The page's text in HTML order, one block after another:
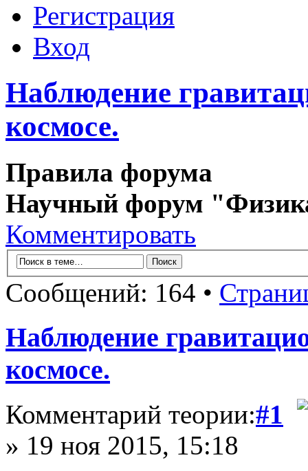
Регистрация
Вход
Наблюдение
космосе.
Правила форума
Научный форум
Комментировать
Сообщений: 164 •
Наблюдение
космосе.
Комментарий теории:#1
» 19 ноя 2015, 15:18